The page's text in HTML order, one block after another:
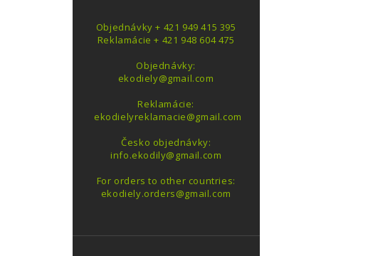
Objednávky + 421 949 415 395
Reklamácie + 421 948 604 475
Objednávky:
ekodiely@gmail.com
Reklamácie:
ekodielyreklamacie@gmail.com
Česko objednávky:
info.ekodily@gmail.com
For orders to other countries:
ekodiely.orders@gmail.com